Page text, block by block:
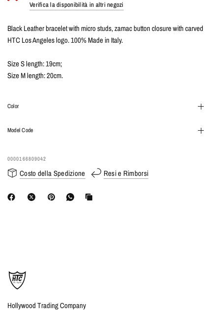
Verifica la disponibilità in altri negozi
Black Leather bracelet with micro studs, zamac button closure with carved
HTC Los Angeles logo. 100% Made in Italy.
Size S length: 19cm;
Size M length: 20cm.
Color
Model Code
0000166809042
Costo della Spedizione Resi e Rimborsi
Hollywood Trading Company